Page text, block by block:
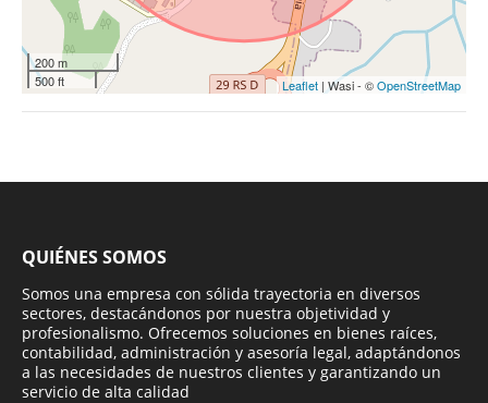
200 m
500 ft
Leaflet | Wasi - ©OpenStreetMap
QUIÉNES SOMOS
Somos una empresa con sólida trayectoria en diversos
sectores, destacándonos por nuestra objetividad y
profesionalismo. Ofrecemos soluciones en bienes raíces,
contabilidad, administración y asesoría legal, adaptándonos
a las necesidades de nuestros clientes y garantizando un
servicio de alta calidad